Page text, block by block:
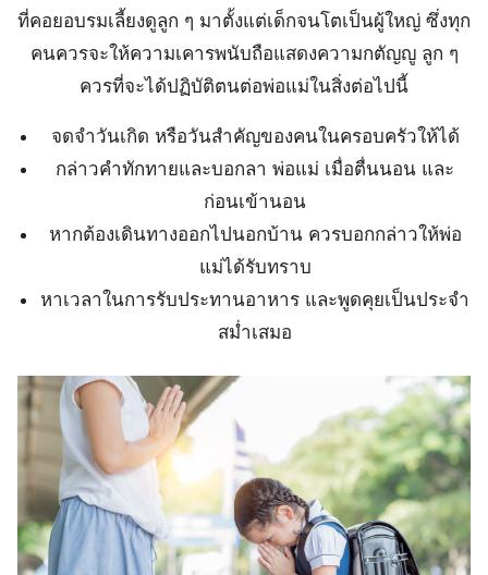
ที่คอยอบรมเลี้ยงดูลูก ๆ มาตั้งแต่เด็กจนโตเป็นผู้ใหญ่ ซึ่งทุก
คนควรจะให้ความเคารพนับถือแสดงความกตัญญู ลูก ๆ
ควรที่จะได้ปฏิบัติตนต่อพ่อแม่ในสิ่งต่อไปนี้
จดจำวันเกิด หรือวันสำคัญของคนในครอบครัวให้ได้
กล่าวคำทักทายและบอกลา พ่อแม่ เมื่อตื่นนอน และ
ก่อนเข้านอน
หากต้องเดินทางออกไปนอกบ้าน ควรบอกกล่าวให้พ่อ
แม่ได้รับทราบ
หาเวลาในการรับประทานอาหาร และพูดคุยเป็นประจำ
สม่ำเสมอ